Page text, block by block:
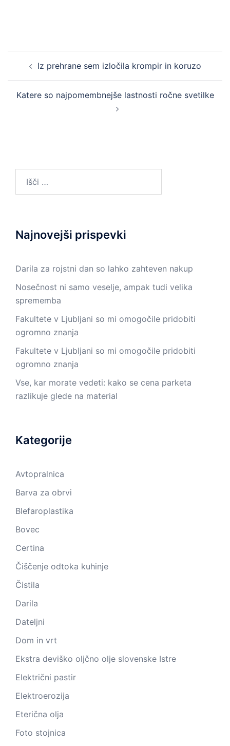
navigation
Iz prehrane sem izločila krompir in koruzo
Katere so najpomembnejše lastnosti ročne svetilke
Najnovejši prispevki
Darila za rojstni dan so lahko zahteven nakup
Nosečnost ni samo veselje, ampak tudi velika
sprememba
Fakultete v Ljubljani so mi omogočile pridobiti
ogromno znanja
Fakultete v Ljubljani so mi omogočile pridobiti
ogromno znanja
Vse, kar morate vedeti: kako se cena parketa
razlikuje glede na material
Kategorije
Avtopralnica
Barva za obrvi
Blefaroplastika
Bovec
Certina
Čiščenje odtoka kuhinje
Čistila
Darila
Dateljni
Dom in vrt
Ekstra deviško oljčno olje slovenske Istre
Električni pastir
Elektroerozija
Eterična olja
Foto stojnica